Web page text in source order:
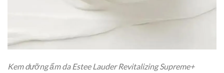
Kem dưỡng ẩm da Estee Lauder Revitalizing Supreme+